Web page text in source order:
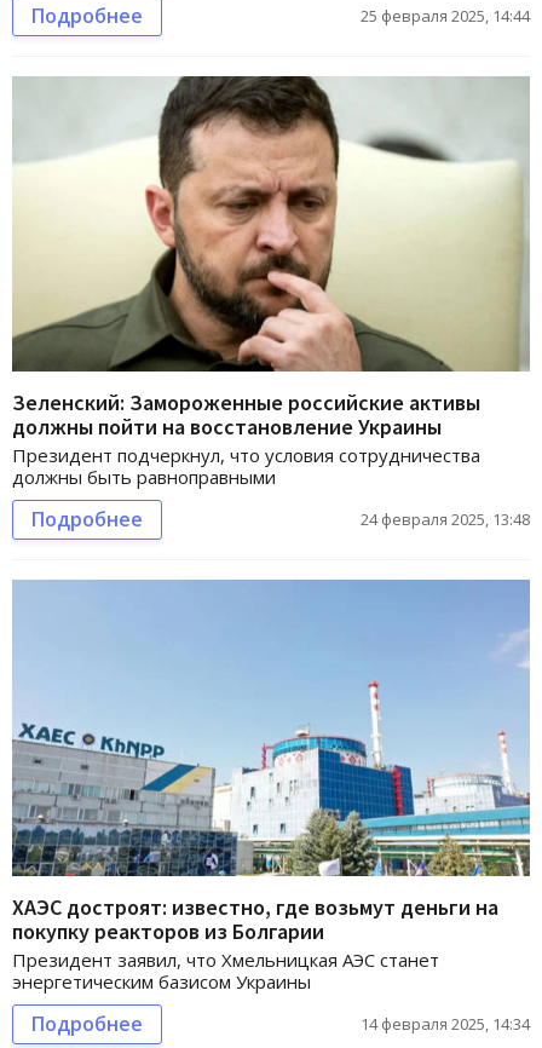
Подробнее 25 февраля 2025, 14:44
Зеленский: Замороженные российские активы
должны пойти на восстановление Украины
Президент подчеркнул, что условия сотрудничества
должны быть равноправными
Подробнее 24 февраля 2025, 13:48
ХАЭС достроят: известно, где возьмут деньги на
покупку реакторов из Болгарии
Президент заявил, что Хмельницкая АЭС станет
энергетическим базисом Украины
Подробнее 14 февраля 2025, 14:34